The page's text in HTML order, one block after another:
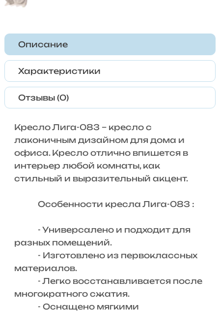
Описание
Характеристики
Отзывы (0)
Кресло Лига-083 – кресло с
лаконичным дизайном для дома и
офиса. Кресло отлично впишется в
интерьер любой комнаты, как
стильный и выразительный акцент.
Особенности кресла Лига-083 :
- Универсалено и подходит для
разных помещений.
- Изготовлено из первоклассных
материалов.
- Легко восстанавливается после
многократного сжатия.
- Оснащено мягкими